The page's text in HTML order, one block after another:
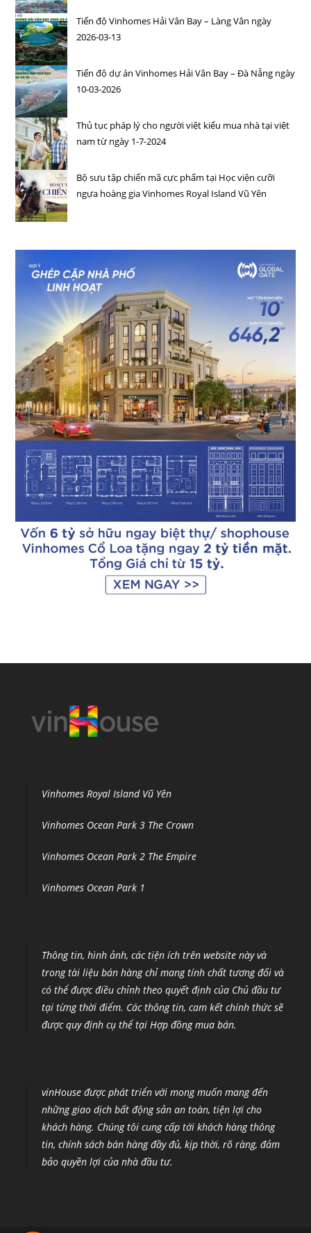
Tiến độ Vinhomes Hải Vân Bay – Làng Vân ngày
2026-03-13
Tiến độ dự án Vinhomes Hải Vân Bay – Đà Nẵng ngày
10-03-2026
Thủ tục pháp lý cho người việt kiểu mua nhà tại việt
nam từ ngày 1-7-2024
Bộ sưu tập chiến mã cực phẩm tại Học viện cưỡi
ngựa hoàng gia Vinhomes Royal Island Vũ Yên
Vinhomes Royal Island Vũ Yên
Vinhomes Ocean Park 3 The Crown
Vinhomes Ocean Park 2 The Empire
Vinhomes Ocean Park 1
Thông tin, hình ảnh, các tiện ích trên website này và
trong tài liệu bán hàng chỉ mang tính chất tương đối và
có thể được điều chỉnh theo quyết định của Chủ đầu tư
tại từng thời điểm. Các thông tin, cam kết chính thức sẽ
được quy định cụ thể tại Hợp đồng mua bán.
vinHouse được phát triển với mong muốn mang đến
những giao dịch bất động sản an toàn, tiện lợi cho
khách hàng. Chúng tôi cung cấp tới khách hàng thông
tin, chính sách bán hàng đầy đủ, kịp thời, rõ ràng, đảm
bảo quyền lợi của nhà đầu tư.